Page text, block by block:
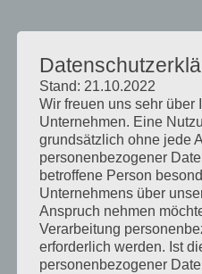
Mobilitätstag für
Stand: 21.10.2022
Wir freuen uns sehr über
Unternehmen. Eine
grundsätzlich ohne jede
personenbezogener
betroffene Person
Unternehmens über
Anspruch nehmen
Verarbeitung
erforderlich werden. Ist
personenbezogener